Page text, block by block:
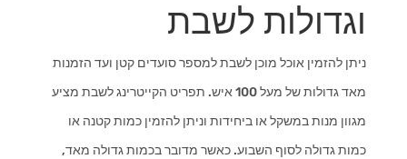
וגדולות לשבת
ניתן להזמין אוכל מוכן לשבת למספר סועדים קטן ועד הזמנות
מאד גדולות של מעל 100 איש. תפריט הקייטרינג לשבת מציע
מגוון מנות במשקל או ביחידות וניתן להזמין כמות קטנה או
כמות גדולה לסוף השבוע. כאשר מדובר בכמות גדולה מאד,